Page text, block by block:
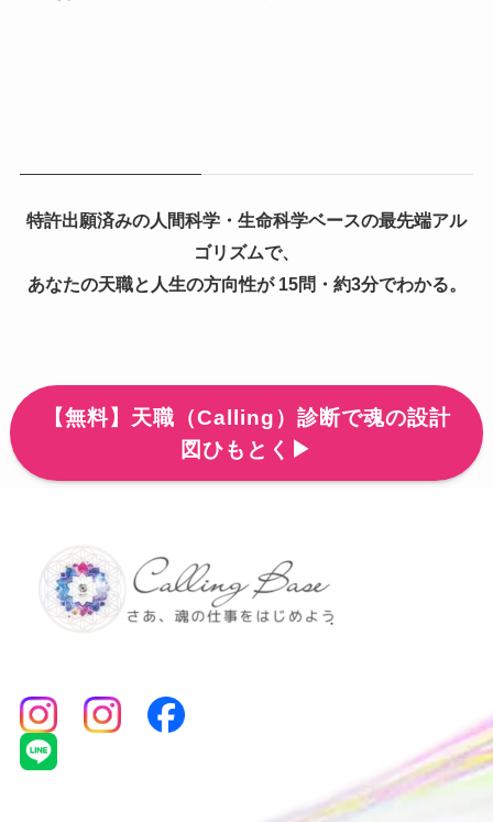
特許出願済みの人間科学・生命科学ベースの最先端アル
ゴリズムで、
あなたの天職と人生の方向性が 15問・約3分でわかる。
【無料】天職（Calling）診断で魂の設計
図ひもとく▶